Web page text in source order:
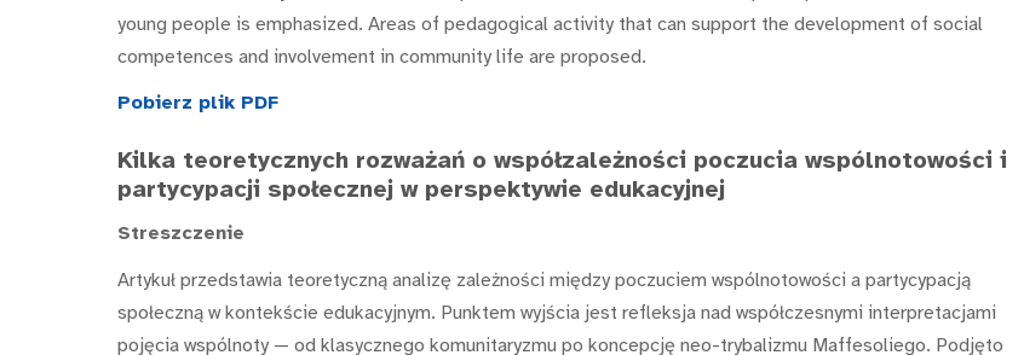
young people is emphasized. Areas of pedagogical activity that can support the development of social
competences and involvement in community life are proposed.
Pobierz plik PDF
Kilka teoretycznych rozważań o współzależności poczucia wspólnotowości i
partycypacji społecznej w perspektywie edukacyjnej
Streszczenie
Artykuł przedstawia teoretyczną analizę zależności między poczuciem wspólnotowości a partycypacją
społeczną w kontekście edukacyjnym. Punktem wyjścia jest refleksja nad współczesnymi interpretacjami
pojęcia wspólnoty — od klasycznego komunitaryzmu po koncepcję neo-trybalizmu Maffesoliego. Podjęto